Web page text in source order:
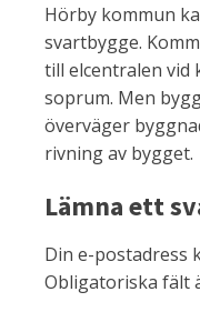
Hörby kommun
svartbygge.
till elcentralen vid
soprum. Men
överväger
rivning av bygget.
Lämna ett
Din e-postadress
Obligatoriska fält